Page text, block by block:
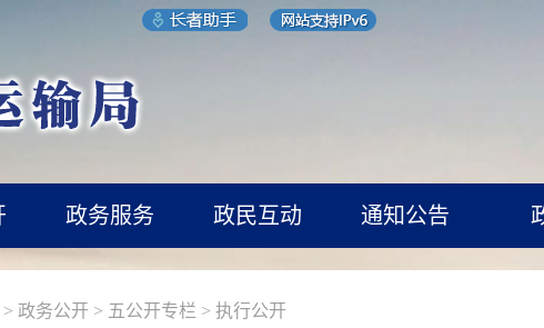
政务服务 政民互动 通知公告
> 政务公开 > 五公开专栏 > 执行公开